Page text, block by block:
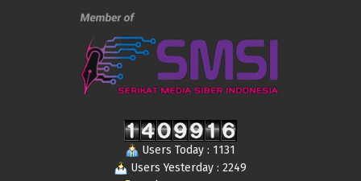
Users Today : 1131
Users Yesterday : 2249